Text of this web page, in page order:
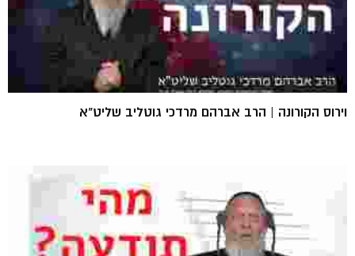
וירוס הקורונה | הרב אברהם מרדכי גוטליב שליט"א